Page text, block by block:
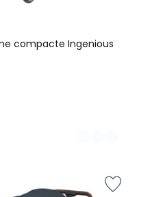
compacte Ingenious